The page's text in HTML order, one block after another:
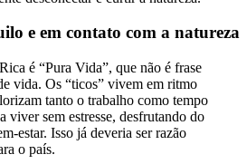
e em contato com a natureza
é “Pura Vida”, que não é frase
vida. Os “ticos” vivem em ritmo
tanto o trabalho como tempo
viver sem estresse, desfrutando do
estar. Isso já deveria ser razão
o país.